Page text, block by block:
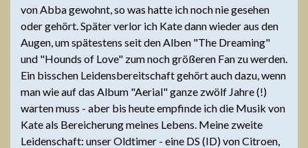
von Abba gewohnt, so was hatte ich noch nie gesehen
oder gehört. Später verlor ich Kate dann wieder aus den
Augen, um spätestens seit den Alben "The Dreaming"
und "Hounds of Love" zum noch größeren Fan zu werden.
Ein bisschen Leidensbereitschaft gehört auch dazu, wenn
man wie auf das Album "Aerial" ganze zwölf Jahre (!)
warten muss - aber bis heute empfinde ich die Musik von
Kate als Bereicherung meines Lebens. Meine zweite
Leidenschaft: unser Oldtimer - eine DS (ID) von Citroen,